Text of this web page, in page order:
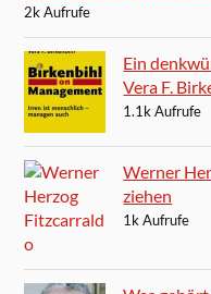
2k Aufrufe
Ein
Vera F.
1.1k Aufrufe
Werner
ziehen
1k Aufrufe